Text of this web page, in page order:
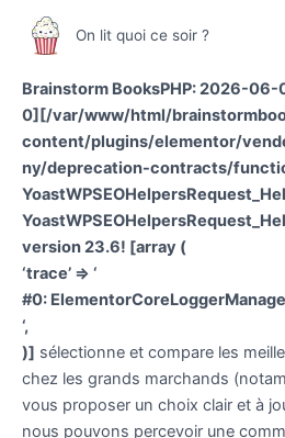
On lit quoi ce soir ?
Brainstorm BooksPHP: 2026-
0][/var/www/html/
content/plugins/elementor/
ny/deprecation-contracts/
version 23.6! [array (
‘trace’ => ‘
#0:
‘,
)] sélectionne et compare les
chez les grands marchands
vous proposer un choix clair et à
nous pouvons percevoir une